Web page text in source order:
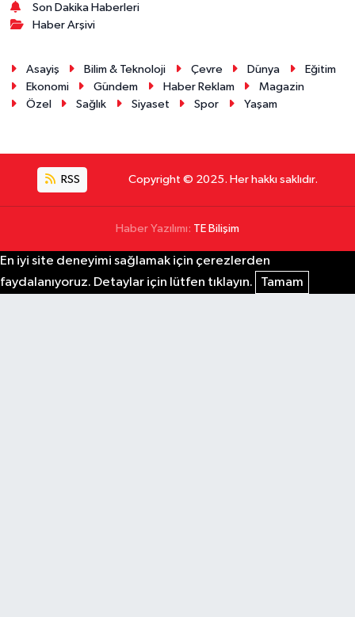
Son Dakika Haberleri
Haber Arşivi
Asayiş Bilim & Teknoloji Çevre Dünya
Eğitim
Ekonomi
Gündem Haber Reklam
Magazin
Özel
Sağlık Siyaset Spor Yaşam
RSS Copyright © 2025. Her hakkı saklıdır.
Haber Yazılımı: TE Bilişim
En iyi site deneyimi sağlamak için çerezlerden
faydalanıyoruz. Detaylar için lütfen tıklayın.
Tamam